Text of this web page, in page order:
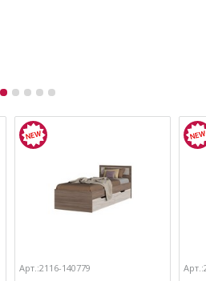
Арт.:2116-140779